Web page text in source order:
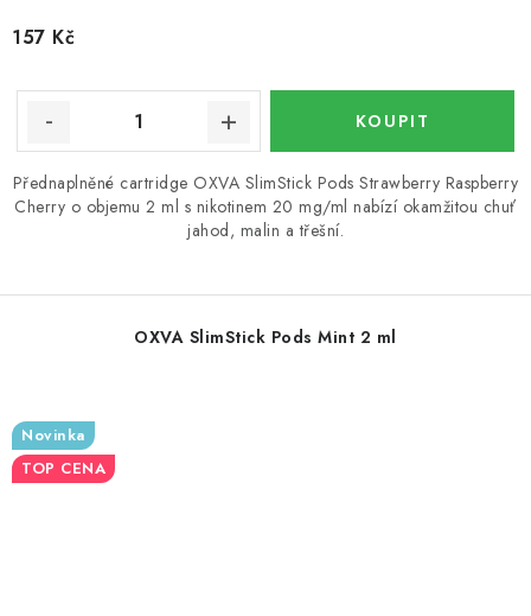
157 Kč
Přednaplněné cartridge OXVA SlimStick Pods Strawberry Raspberry
Cherry o objemu 2 ml s nikotinem 20 mg/ml nabízí okamžitou chuť
jahod, malin a třešní.
OXVA SlimStick Pods Mint 2 ml
Novinka
TOP CENA